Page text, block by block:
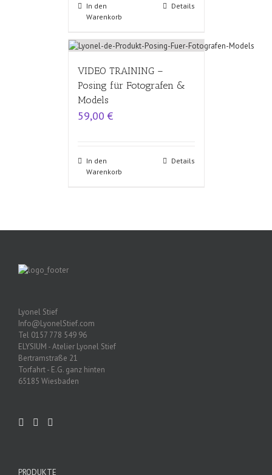
In den
Warenkorb
Details
VIDEO TRAINING –
Posing für Fotografen &
Models
59,00 €
In den
Warenkorb
Details
Lyonel Stief
Info@LyonelStief.com
Tel 0157 778 549 96
ELYSIUM - Atelier Lyonel Stief
Bertramstraße 21
Torfahrt - E.G. ganz hinten
65185 Wiesbaden
PRODUKTE